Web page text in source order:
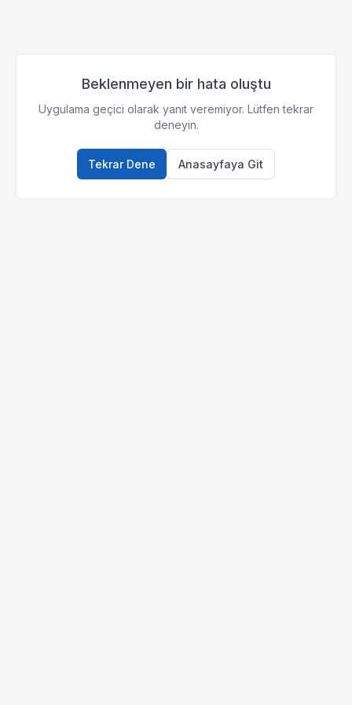
Beklenmeyen bir hata oluştu
Uygulama geçici olarak yanıt veremiyor. Lütfen tekrar
deneyin.
Tekrar Dene Anasayfaya Git